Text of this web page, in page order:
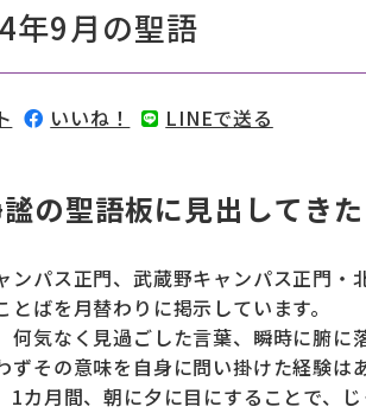
年9月の聖語
いいね！ LINEで送る
の聖語板に見出してき
ンパス正門、武蔵野キャンパス正門・
とばを月替わりに掲示しています。
何気なく見過ごした言葉、瞬時に腑に
ずその意味を自身に問い掛けた経験は
1カ月間、朝に夕に目にすることで、